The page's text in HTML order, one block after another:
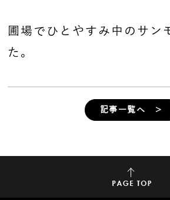
圃場でひとやすみ中のサン
た。
記事一覧へ ＞